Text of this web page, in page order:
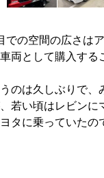
での空間の広さは
両として購入する
のは久しぶりで、
若い頃はレビンに
タに乗っていたの